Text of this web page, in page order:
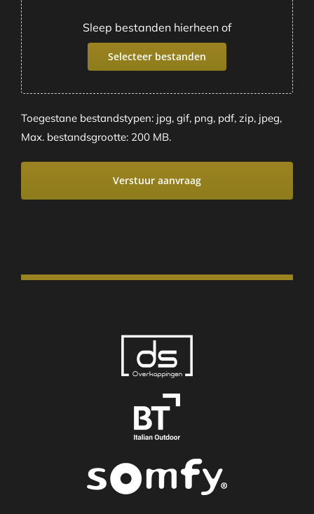
Sleep bestanden hierheen of
Selecteer bestanden
Toegestane bestandstypen: jpg, gif, png, pdf, zip, jpeg,
Max. bestandsgrootte: 200 MB.